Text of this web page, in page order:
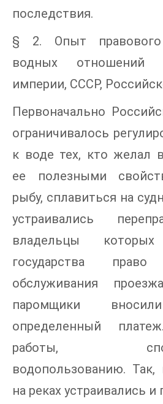
последствия.
§ 2. Опыт правового
водных отношений
империи, СССР,
Первоначально
ограничивалось
к воде тех, кто желал
ее полезными
рыбу, сплавиться на
устраивались
владельцы
государства право
обслуживания
паромщики
определенный
работы,
водопользованию.
на реках устраивались